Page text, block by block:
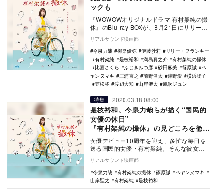
ックも
『WOWOWオリジナルドラマ 有村架純の撮
休』のBlu-ray BOXが、8月21日にリリース
リアルサウンド映画部
今泉力哉
柳楽優弥 伊藤沙莉
リリー・フランキー
有村架純
是枝裕和 満島真之介
有村架純の撮休
比嘉さくら
ふじきみつ彦 砂田麻美 篠原誠
ペ
ヤンヌマキ
三浦直之 前野健太 津野愛
横浜聡子
笠松将
渡辺大知 山岸聖太 風吹ジュン
特集 2020.03.18 08:00
是枝裕和、今泉力哉らが描く“国民的
女優の休日”
『有村架純の撮休』の見どころを徹底
解説
女優デビュー10周年を迎え、多忙な毎日を
送る国民的女優・有村架純。そんな彼女
は、ドラマや映画の撮影期間に突然訪れた
休日、通称“撮…
リアルサウンド映画部
今泉力哉
有村架純の撮休 篠原誠
ペヤンヌマキ
山岸聖太
有村架純 是枝裕和